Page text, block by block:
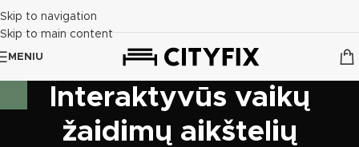
Skip to navigation
Skip to main content
MENIU
Interaktyvūs vaikų
žaidimų aikštelių